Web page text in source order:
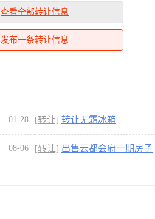
查看全部转让信息
发布一条转让信息
01-28 [转让] 转让无霜冰箱
08-06 [转让] 出售云都会府一期房子